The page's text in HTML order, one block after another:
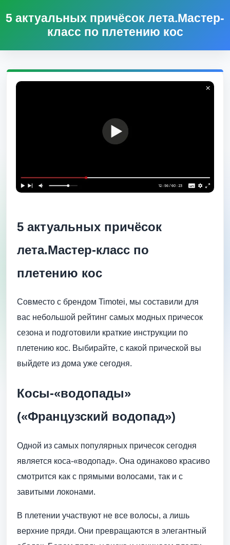
5 актуальных причёсок лета.Мастер-
класс по плетению кос
5 актуальных причёсок
лета.Мастер-класс по
плетению кос
Совместо с брендом Timotei, мы составили для
вас небольшой рейтинг самых модных причесок
сезона и подготовили краткие инструкции по
плетению кос. Выбирайте, с какой прической вы
выйдете из дома уже сегодня.
Косы-«водопады»
(«Французский водопад»)
Одной из самых популярных причесок сегодня
является коса-«водопад». Она одинаково красиво
смотрится как с прямыми волосами, так и с
завитыми локонами.
В плетении участвуют не все волосы, а лишь
верхние пряди. Они превращаются в элегантный